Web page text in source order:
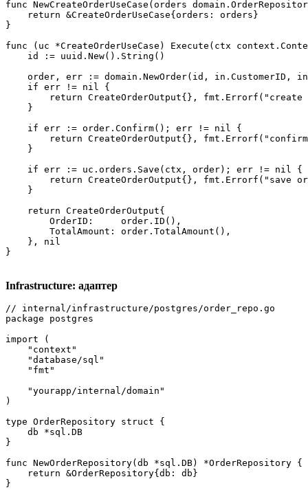
func NewCreateOrderUseCase(orders
    return &CreateOrderUseCase{orders: orders}
}
func (uc *CreateOrderUseCase) Execute(ctx
    id := uuid.New().String()
order, err := domain.NewOrder(id, in.CustomerID,
    if err != nil {
return CreateOrderOutput{}, fmt.Errorf("create
    }
    if err := order.Confirm(); err != nil {
return CreateOrderOutput{},
    }
    if err := uc.orders.Save(ctx, order); err != nil {
return CreateOrderOutput{}, fmt.Errorf("save
    }
    return CreateOrderOutput{
        OrderID:     order.ID(),
        TotalAmount: order.TotalAmount(),
    }, nil
}
Infrastructure: адаптер
// internal/infrastructure/postgres/order_repo.go
package postgres
import (
    "context"
    "database/sql"
    "fmt"
    "yourapp/internal/domain"
)
type OrderRepository struct {
    db *sql.DB
}
func NewOrderRepository(db *sql.DB) *OrderRepository {
    return &OrderRepository{db: db}
}